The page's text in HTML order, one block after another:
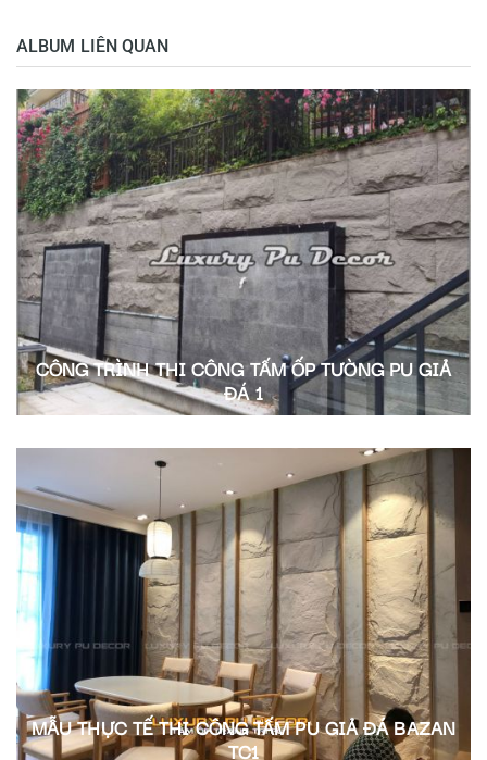
ALBUM LIÊN QUAN
CÔNG TRÌNH THI CÔNG TẤM ỐP TƯỜNG PU GIẢ
ĐÁ 1
MẪU THỰC TẾ THI CÔNG TẤM PU GIẢ ĐÁ BAZAN
TC1